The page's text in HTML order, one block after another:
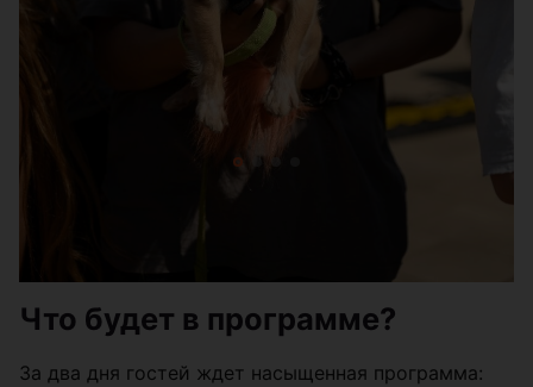
Что будет в программе?
За два дня гостей ждет насыщенная программа: